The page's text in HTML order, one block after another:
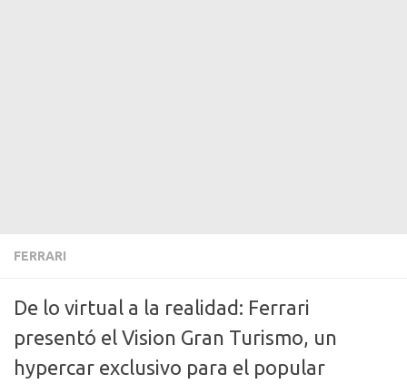
FERRARI
De lo virtual a la realidad: Ferrari
presentó el Vision Gran Turismo, un
hypercar exclusivo para el popular